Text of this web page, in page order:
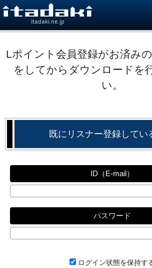
itadaki.ne.jp
Lポイント会員登録がお済み
をしてからダウンロードを
い。
既にリスナー登録してい
ID（E-mail）
パスワード
ログイン状態を保持す